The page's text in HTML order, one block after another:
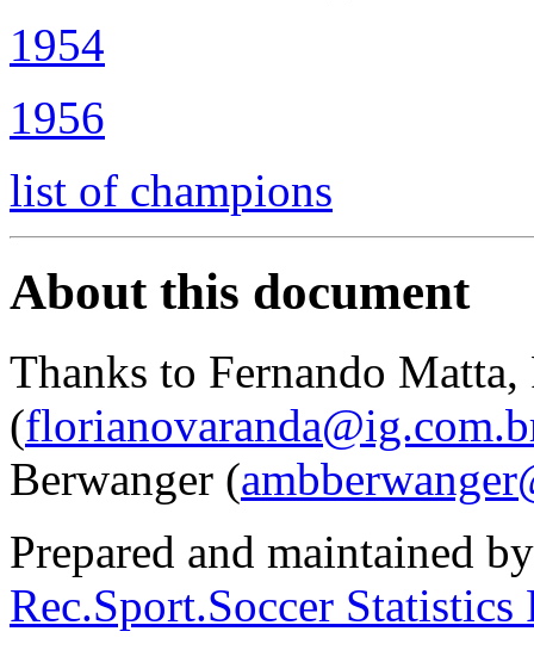
1954
1956
list of champions
About this document
Thanks to Fernando Matta,
(
Berwanger (
Prepared and maintained
Rec.Sport.Soccer